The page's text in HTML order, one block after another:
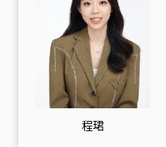
程珺